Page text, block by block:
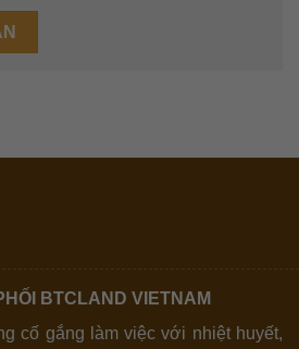
BTCLAND VIETNAM
cố gắng làm việc với nhiệt huyết,